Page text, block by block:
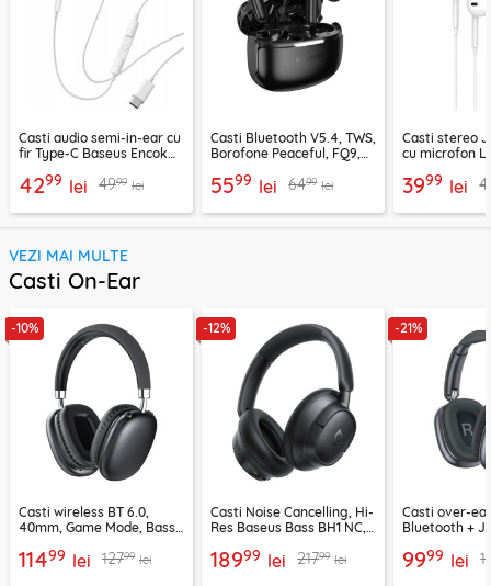
Casti audio semi-in-ear cu
fir Type-C Baseus Encok
4299 lei 4999 lei
Casti Bluetooth V5.4, TWS,
Borofone Peaceful, FQ9,
5599 lei 6499 lei
Casti stereo
cu microfon
3999 lei
VEZI MAI MULTE
Casti On-Ear
-10%
Casti wireless BT 6.0,
40mm, Game Mode, Bass
11499 lei 12799 lei
-12%
Casti Noise Cancelling, Hi-
Res Baseus Bass BH1 NC,
18999 lei 21799 lei
-21%
Casti over-
Bluetooth +
9999 lei